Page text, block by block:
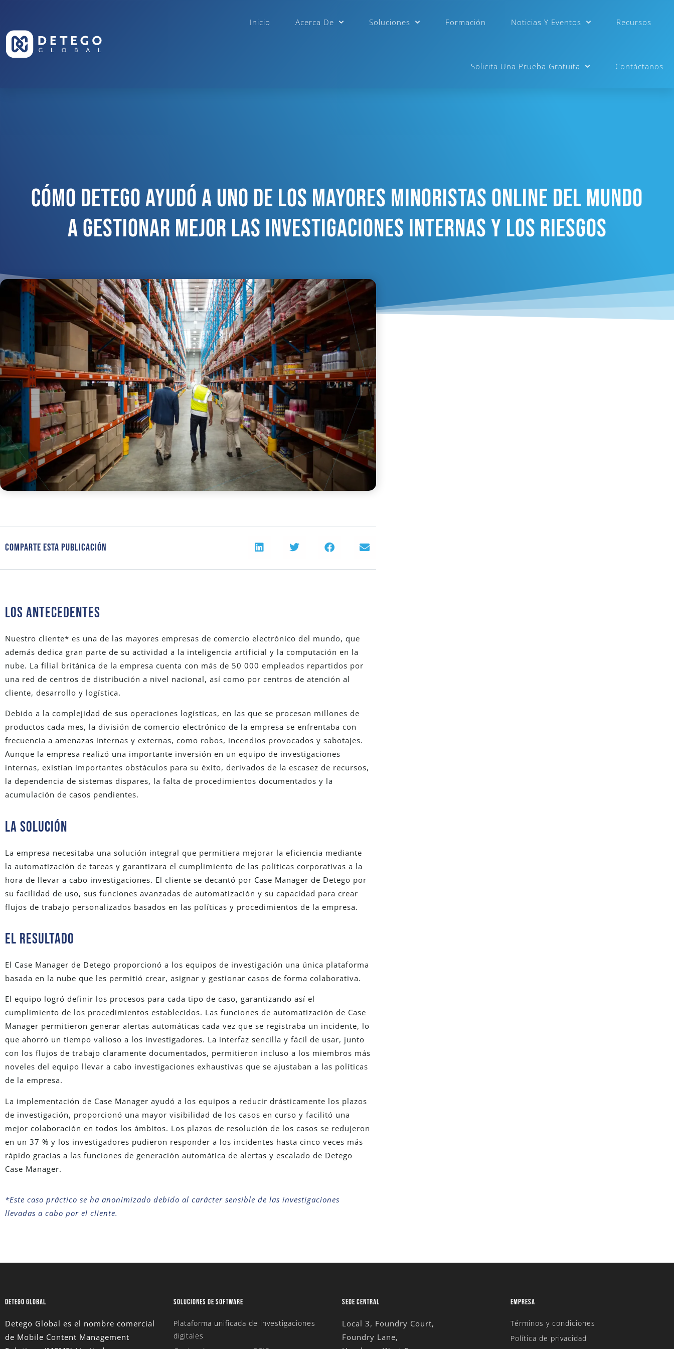
Inicio Acerca De Soluciones Formación Noticias Y Eventos Recursos
Solicita Una Prueba Gratuita Contáctanos
Cómo Detego Ayudó A Uno De Los Mayores Minoristas Online Del Mundo
A Gestionar Mejor Las Investigaciones Internas Y Los Riesgos
Comparte Esta Publicación
Los Antecedentes
Nuestro cliente* es una de las mayores empresas de comercio electrónico del mundo, que
además dedica gran parte de su actividad a la inteligencia artificial y la computación en la
nube. La filial británica de la empresa cuenta con más de 50 000 empleados repartidos por
una red de centros de distribución a nivel nacional, así como por centros de atención al
cliente, desarrollo y logística.
Debido a la complejidad de sus operaciones logísticas, en las que se procesan millones de
productos cada mes, la división de comercio electrónico de la empresa se enfrentaba con
frecuencia a amenazas internas y externas, como robos, incendios provocados y sabotajes.
Aunque la empresa realizó una importante inversión en un equipo de investigaciones
internas, existían importantes obstáculos para su éxito, derivados de la escasez de recursos,
la dependencia de sistemas dispares, la falta de procedimientos documentados y la
acumulación de casos pendientes.
La SOLUCIÓN
La empresa necesitaba una solución integral que permitiera mejorar la eficiencia mediante
la automatización de tareas y garantizara el cumplimiento de las políticas corporativas a la
hora de llevar a cabo investigaciones. El cliente se decantó por Case Manager de Detego por
su facilidad de uso, sus funciones avanzadas de automatización y su capacidad para crear
flujos de trabajo personalizados basados en las políticas y procedimientos de la empresa.
El RESULTADO
El Case Manager de Detego proporcionó a los equipos de investigación una única plataforma
basada en la nube que les permitió crear, asignar y gestionar casos de forma colaborativa.
El equipo logró definir los procesos para cada tipo de caso, garantizando así el
cumplimiento de los procedimientos establecidos. Las funciones de automatización de Case
Manager permitieron generar alertas automáticas cada vez que se registraba un incidente, lo
que ahorró un tiempo valioso a los investigadores. La interfaz sencilla y fácil de usar, junto
con los flujos de trabajo claramente documentados, permitieron incluso a los miembros más
noveles del equipo llevar a cabo investigaciones exhaustivas que se ajustaban a las políticas
de la empresa.
La implementación de Case Manager ayudó a los equipos a reducir drásticamente los plazos
de investigación, proporcionó una mayor visibilidad de los casos en curso y facilitó una
mejor colaboración en todos los ámbitos. Los plazos de resolución de los casos se redujeron
en un 37 % y los investigadores pudieron responder a los incidentes hasta cinco veces más
rápido gracias a las funciones de generación automática de alertas y escalado de Detego
Case Manager.
*Este caso práctico se ha anonimizado debido al carácter sensible de las investigaciones
llevadas a cabo por el cliente.
DETEGO GLOBAL
Detego Global es el nombre comercial
de Mobile Content Management
SOLUCIONES DE SOFTWARE
Plataforma unificada de investigaciones
digitales
SEDE CENTRAL
Local 3, Foundry Court,
Foundry Lane,
EMPRESA
Términos y condiciones
Política de privacidad